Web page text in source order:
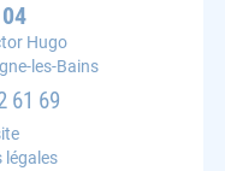
d'éducation pour la
Hugo
les-Bains
61 69
légales